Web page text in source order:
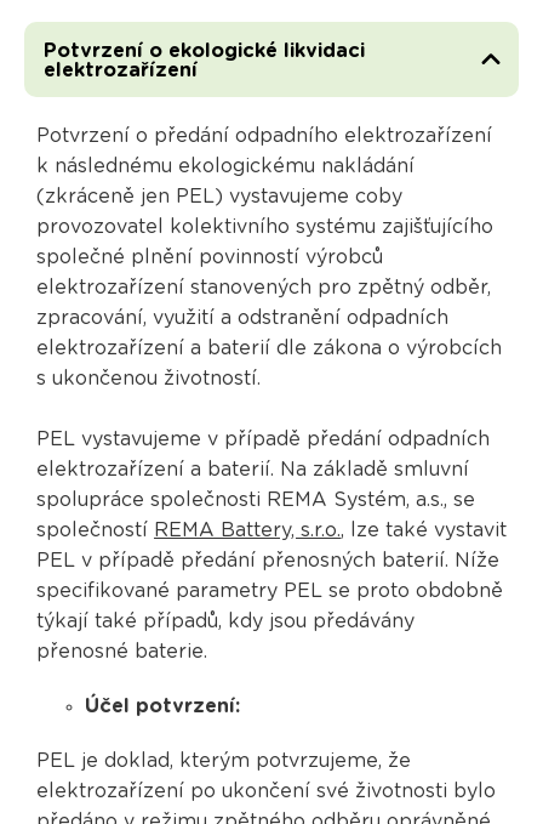
Potvrzení o ekologické likvidaci
elektrozařízení
Potvrzení o předání odpadního elektrozařízení
k následnému ekologickému nakládání
(zkráceně jen PEL) vystavujeme coby
provozovatel kolektivního systému zajišťujícího
společné plnění povinností výrobců
elektrozařízení stanovených pro zpětný odběr,
zpracování, využití a odstranění odpadních
elektrozařízení a baterií dle zákona o výrobcích
s ukončenou životností.
PEL vystavujeme v případě předání odpadních
elektrozařízení a baterií. Na základě smluvní
spolupráce společnosti REMA Systém, a.s., se
společností
REMA Battery, s.r.o., lze také vystavit
PEL v případě předání přenosných baterií. Níže
specifikované parametry PEL se proto obdobně
týkají také případů, kdy jsou předávány
přenosné baterie.
Účel potvrzení:
PEL je doklad, kterým potvrzujeme, že
elektrozařízení po ukončení své životnosti bylo